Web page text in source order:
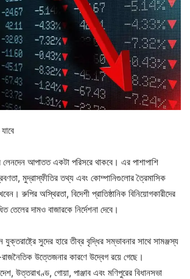
লেনদেন আপাতত একটা পরিসরে থাকবে। এর পাশাপাশি
মুদ্রাস্ফীতির তথ্য এবং কোম্পানিগুলোর ত্রৈমাসিক
রুপির অস্থিরতা, বিদেশী প্রাতিষ্ঠানিক বিনিয়োগকারীদের
তেলের দামও বাজারকে নির্দেশনা দেবে।
যুক্তরাষ্ট্রে সুদের হারে তীব্র বৃদ্ধির সম্ভাবনার সাথে সামঞ্জস্য
উত্তেজনার কারণে উদ্বেগ রয়ে গেছে।
উত্তরাখণ্ড, গোয়া, পাঞ্জাব এবং মণিপুরের বিধানসভা